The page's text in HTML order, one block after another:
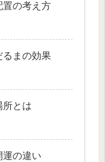
置の考え方
るまの効果
所とは
運の違い